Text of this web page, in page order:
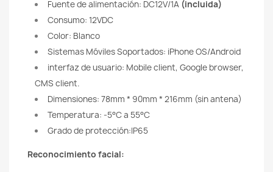
Fuente de alimentación: DC12V/1A (incluida)
Consumo: 12VDC
Color: Blanco
Sistemas Móviles Soportados: iPhone OS/Android
interfaz de usuario: Mobile client, Google browser,
CMS client.
Dimensiones: 78mm * 90mm * 216mm (sin antena)
Temperatura: -5°Ca 55°C
Grado de protección:IP65
Reconocimiento facial: